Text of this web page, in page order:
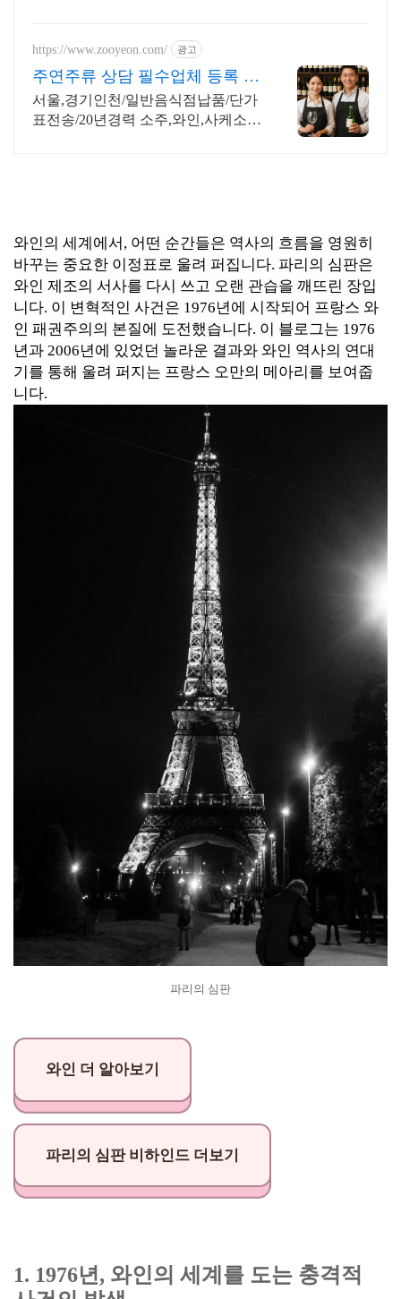
https://www.zooyeon.com/ 광고
주연주류 상담 필수업체 등록 냉
장고/제빙기/주류대출 지원
서울,경기인천/일반음식점납품/단가
표전송/20년경력 소주,와인,사케소믈
와인의 세계에서, 어떤 순간들은 역사의 흐름을 영원히
바꾸는 중요한 이정표로 울려 퍼집니다. 파리의 심판은
와인 제조의 서사를 다시 쓰고 오랜 관습을 깨뜨린 장입
니다. 이 변혁적인 사건은 1976년에 시작되어 프랑스 와
인 패권주의의 본질에 도전했습니다. 이 블로그는 1976
년과 2006년에 있었던 놀라운 결과와 와인 역사의 연대
기를 통해 울려 퍼지는 프랑스 오만의 메아리를 보여줍
니다.
파리의 심판
와인 더 알아보기
파리의 심판 비하인드 더보기
1. 1976년, 와인의 세계를 도는 충격적